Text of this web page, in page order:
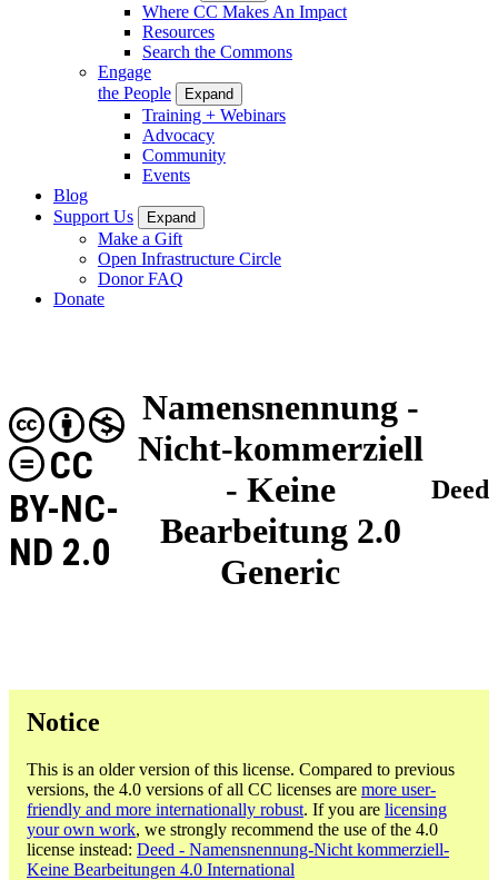
Where CC Makes An Impact
Resources
Search the Commons
Engage
the People
Expand
Training + Webinars
Advocacy
Community
Events
Blog
Support Us
Expand
Make a Gift
Open Infrastructure Circle
Donor FAQ
Donate
Namensnennung -
Nicht-kommerziell
- Keine
Bearbeitung 2.0
Generic
CC
BY-NC-
ND 2.0
Deed
Notice
This is an older version of this license. Compared to previous
versions, the 4.0 versions of all CC licenses are more user-
friendly and more internationally robust. If you are licensing
your own work, we strongly recommend the use of the 4.0
license instead: Deed - Namensnennung-Nicht kommerziell-
Keine Bearbeitungen 4.0 International